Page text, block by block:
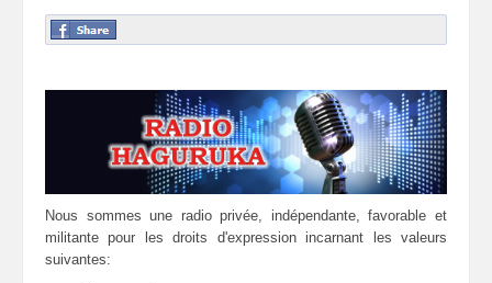
Nous sommes une radio privée, indépendante, favorable et
militante pour les droits d'expression incarnant les valeurs
suivantes: